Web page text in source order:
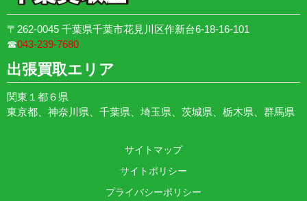
〒262-0045 千葉県千葉市花見川区作新台6-18-16-101
☎︎043-239-7680
出張買取エリア
関東１都６県
東京都、神奈川県、千葉県、埼玉県、茨城県、栃木県、群馬県
サイトマップ
サイトポリシー
プライバシーポリシー